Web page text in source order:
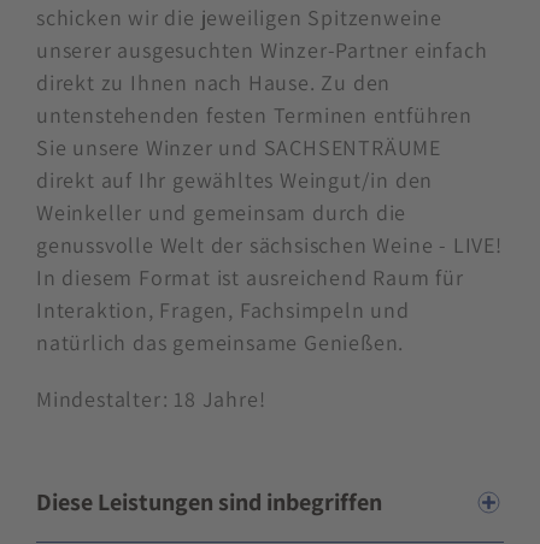
schicken wir die jeweiligen Spitzenweine
unserer ausgesuchten Winzer-Partner einfach
direkt zu Ihnen nach Hause. Zu den
untenstehenden festen Terminen entführen
Sie unsere Winzer und SACHSENTRÄUME
direkt auf Ihr gewähltes Weingut/in den
Weinkeller und gemeinsam durch die
genussvolle Welt der sächsischen Weine - LIVE!
In diesem Format ist ausreichend Raum für
Interaktion, Fragen, Fachsimpeln und
natürlich das gemeinsame Genießen.
Mindestalter: 18 Jahre!
Diese Leistungen sind inbegriffen